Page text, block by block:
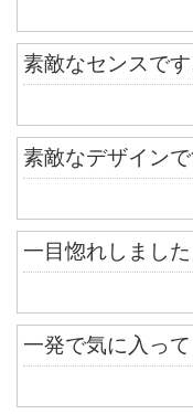
素敵なセンスで
素敵なデザイン
一目惚れしまし
一発で気に入っ